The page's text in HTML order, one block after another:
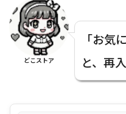
どこストア
「お気
と、再